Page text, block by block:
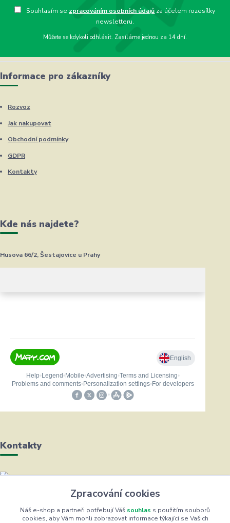
Souhlasím se zpracováním osobních údajů za účelem rozesílky
newsletteru.
Můžete se kdykoli odhlásit. Zasíláme jednou za 14 dní.
Informace pro zákazníky
Rozvoz
Jak nakupovat
Obchodní podmínky
GDPR
Kontakty
Kde nás najdete?
Husova 66/2, Šestajovice u Prahy
Kontakty
Helena Bayerová
+420 604 711 491
(Po-Čt, 8-16 hod.)
Zpracování cookies
Náš e-shop a partneři potřebují Váš souhlas s použitím souborů
cookies, aby Vám mohli zobrazovat informace týkající se Vašich